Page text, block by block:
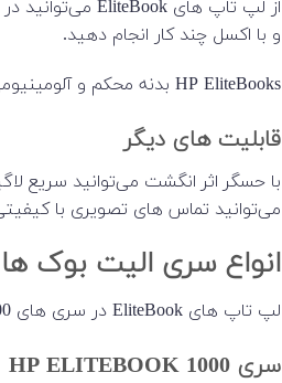
و با اکسل چند کار انجام دهید.
HP EliteBooks بدنه محکم و آلومینیومی دارد. علاوه بر سخت افزار مناسب، نرم افزار های امنیتی نیز دارد.
قابلیت های دیگر
می‌توانید تماس های تصویری با
انواع سری الیت بوک ها
لپ تاپ های EliteBook در سری های 600، 800 و 1000 عرضه شده اند.
سری HP ELITEBOOK 1000